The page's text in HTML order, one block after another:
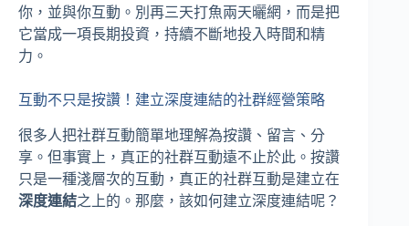
你，並與你互動。別再三天打魚兩天曬網，而是把
它當成一項長期投資，持續不斷地投入時間和精
力。
互動不只是按讚！建立深度連結的社群經營策略
很多人把社群互動簡單地理解為按讚、留言、分
享。但事實上，真正的社群互動遠不止於此。按讚
只是一種淺層次的互動，真正的社群互動是建立在
深度連結之上的。那麼，該如何建立深度連結呢？